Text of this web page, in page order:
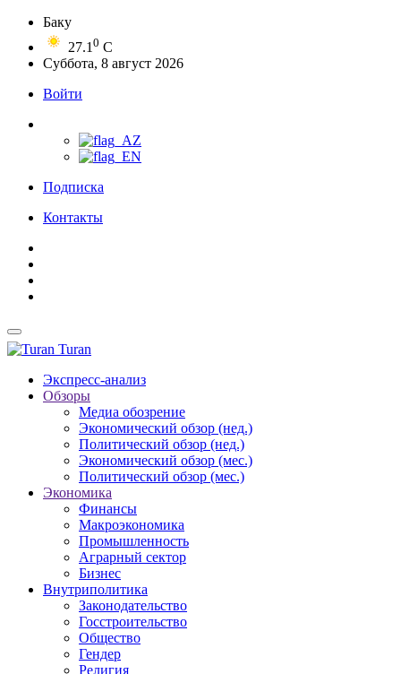
Баку
27.1 0 C
Суббота, 8 август 2026
Войти
Подписка
Контакты
Turan
Экспресс-анализ
Обзоры
Медиа обозрение
Экономический обзор (нед.)
Политический обзор (нед.)
Экономический обзор (мес.)
Политический обзор (мес.)
Экономика
Финансы
Макроэкономика
Промышленность
Аграрный сектор
Бизнес
Внутриполитика
Законодательство
Госстроительство
Общество
Гендер
Религия